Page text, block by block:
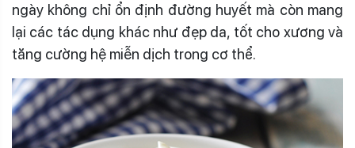
ngày không chỉ ổn định đường huyết mà còn mang
lại các tác dụng khác như đẹp da, tốt cho xương và
tăng cường hệ miễn dịch trong cơ thể.